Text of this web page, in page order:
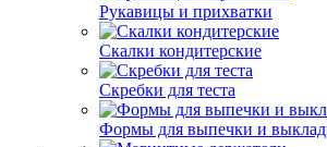
Рукавицы и прихватки
Скалки кондитерские
Скребки для теста
Формы для выпечки и